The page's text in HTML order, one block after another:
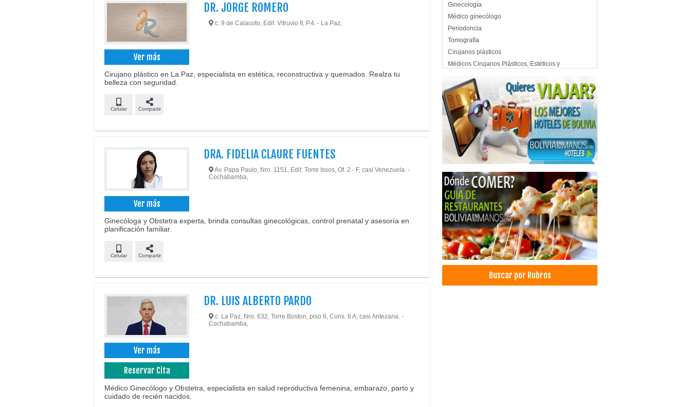
Ver más
DR. JORGE ROMERO
c. 9 de Calacoto, Edif. Vitruvio II, P.4. - La Paz,
Cirujano plástico en La Paz, especialista en estética, reconstructiva y quemados. Realza tu
belleza con seguridad.
Celular Compartir
Ver más
DRA. FIDELIA CLAURE FUENTES
Av. Papa Paulo, Nro. 1151, Edif. Torre Issos, Of. 2 - F, casi Venezuela. -
Cochabamba,
Ginecóloga y Obstetra experta, brinda consultas ginecológicas, control prenatal y asesoría en
planificación familiar.
Celular Compartir
Ver más
Reservar Cita
DR. LUIS ALBERTO PARDO
c. La Paz, Nro. 632, Torre Boston, piso 6, Cons. 6 A, casi Antezana. -
Cochabamba,
Médico Ginecólogo y Obstetra, especialista en salud reproductiva femenina, embarazo, parto y
cuidado de recién nacidos.
Ginecología
Médico ginecólogo
Periodoncia
Tomografía
Cirujanos plásticos
Médicos Cirujanos Plásticos, Estéticos y
Médicos Ginecólogos y Obstetras
Control de Embarazo
Histeroscopia
Centros Médicos
Salud: Centros Médicos
Cirugía general
Médico Cirujano
Médicos Internistas
Diagnóstico por imágenes
Centro médico especializado en diagnóstico
Ecografías
Buscar por Rubros